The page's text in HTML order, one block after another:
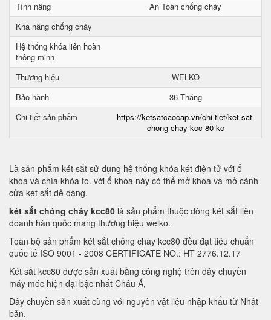
Tính năng
An Toàn chống cháy
Khả năng chống cháy
Hệ thống khóa liên hoàn
thông minh
Thương hiệu
WELKO
Bảo hành
36 Tháng
Chi tiết sản phẩm
https://ketsatcaocap.vn/chi-tiet/ket-sat-
chong-chay-kcc-80-kc
Là sản phẩm két sắt sử dụng hệ thống khóa két điện tử với ổ
khóa và chìa khóa to. với ổ khóa này có thể mở khóa và mở cánh
cửa két sắt dễ dàng.
két sắt chóng cháy kcc80 là sản phẩm thuộc dòng két sắt liên
doanh hàn quốc mang thương hiệu welko.
Toàn bộ sản phẩm két sắt chống cháy kcc80 đều đạt tiêu chuẩn
quốc tế ISO 9001 - 2008 CERTIFICATE NO.: HT 2776.12.17
Két sắt kcc80 được sản xuất bằng công nghệ trên dây chuyền
máy móc hiện đại bậc nhất Châu Á,
Dây chuyền sản xuất cùng với nguyên vật liệu nhập khẩu từ Nhật
bản.